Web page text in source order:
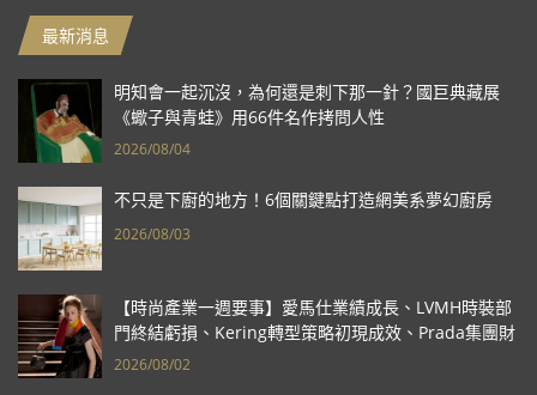
最新消息
明知會一起沉沒，為何還是刺下那一針？國巨典藏展
《蠍子與青蛙》用66件名作拷問人性
2026/08/04
不只是下廚的地方！6個關鍵點打造網美系夢幻廚房
2026/08/03
【時尚產業一週要事】愛馬仕業績成長、LVMH時裝部
門終結虧損、Kering轉型策略初現成效、Prada集團財
報亮眼
2026/08/02